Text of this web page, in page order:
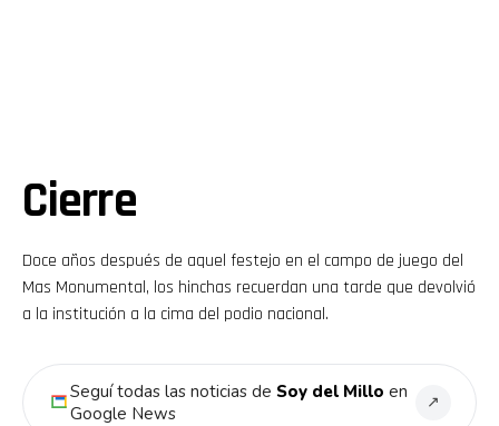
Cierre
Doce años después de aquel festejo en el campo de juego del
Mas Monumental, los hinchas recuerdan una tarde que devolvió
a la institución a la cima del podio nacional.
Seguí todas las noticias de Soy del Millo en
Google News
↗